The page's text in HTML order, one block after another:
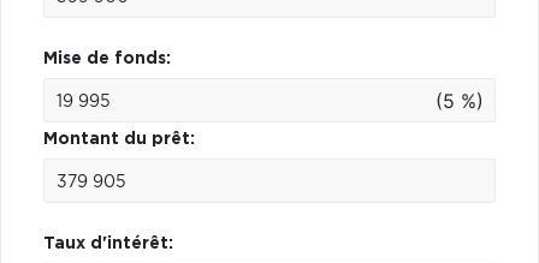
Mise de fonds:
(5 %)
Montant du prêt:
Taux d'intérêt: